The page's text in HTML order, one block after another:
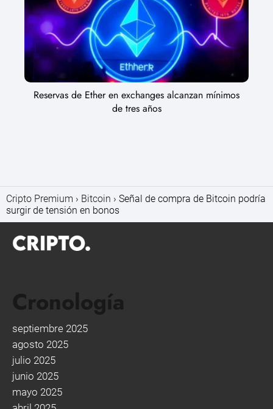
Reservas de Ether en exchanges alcanzan mínimos
de tres años
Cripto Premium Bitcoin
Señal de compra de Bitcoin podría
surgir de tensión en bonos
Cronología
septiembre 2025
agosto 2025
julio 2025
junio 2025
mayo 2025